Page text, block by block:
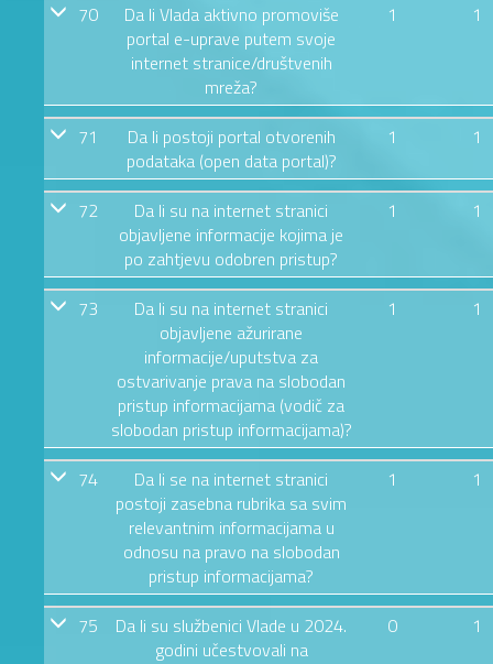
70
Da li Vlada aktivno promoviše
portal e-uprave putem svoje
internet stranice/društvenih
mreža?
1 1
71
Da li postoji portal otvorenih
podataka (open data portal)?
1 1
72
Da li su na internet stranici
objavljene informacije kojima je
po zahtjevu odobren pristup?
1 1
73
Da li su na internet stranici
objavljene ažurirane
informacije/uputstva za
ostvarivanje prava na slobodan
pristup informacijama (vodič za
slobodan pristup informacijama)?
1 1
74
Da li se na internet stranici
postoji zasebna rubrika sa svim
relevantnim informacijama u
odnosu na pravo na slobodan
pristup informacijama?
1 1
75
Da li su službenici Vlade u 2024.
godini učestvovali na
0 1